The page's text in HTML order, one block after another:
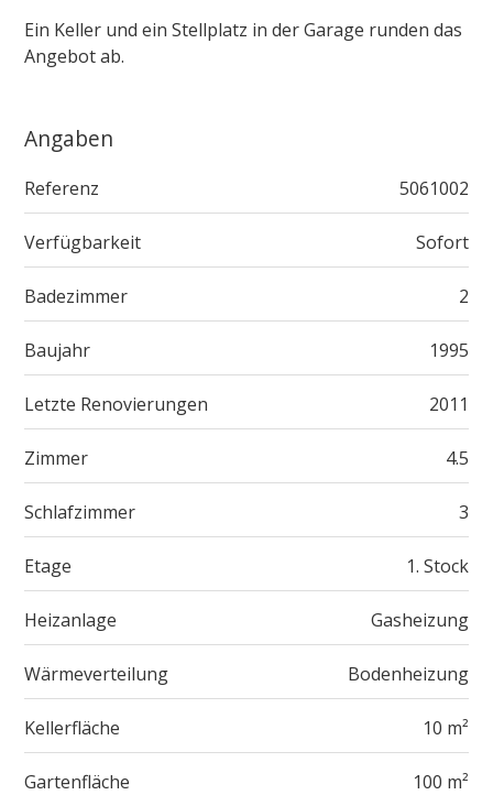
Ein Keller und ein Stellplatz in der Garage runden das
Angebot ab.
Angaben
Referenz 5061002
Verfügbarkeit Sofort
Badezimmer 2
Baujahr 1995
Letzte Renovierungen 2011
Zimmer 4.5
Schlafzimmer 3
Etage 1. Stock
Heizanlage Gasheizung
Wärmeverteilung Bodenheizung
Kellerfläche 10 m²
Gartenfläche 100 m²